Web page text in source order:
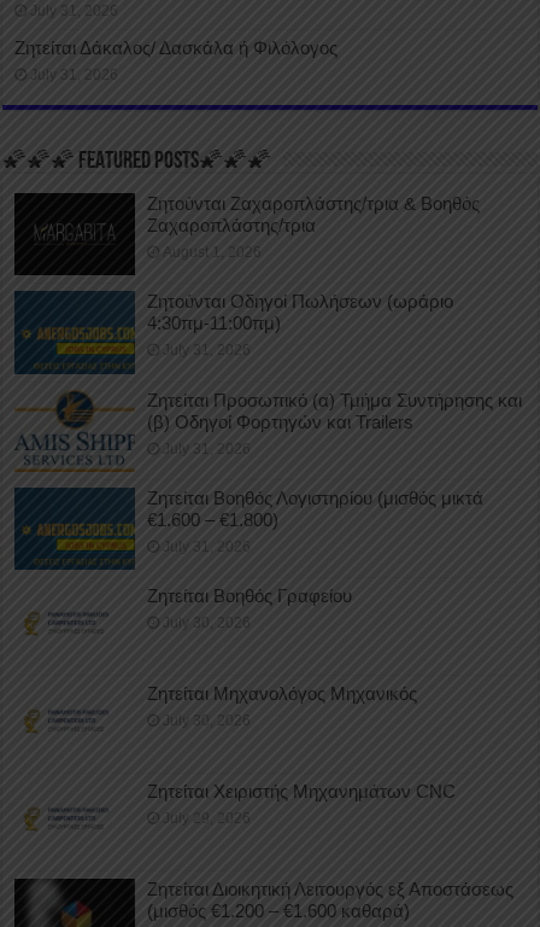
July 31, 2026
Ζητείται Δάκαλος/ Δασκάλα ή Φιλόλογος
July 31, 2026
🌠🌠🌠 FEATURED POSTS🌠🌠🌠
Ζητούνται Ζαχαροπλάστης/τρια & Βοηθός
Ζαχαροπλάστης/τρια
August 1, 2026
Ζητούνται Οδηγοί Πωλήσεων (ωράριο
4:30πμ-11:00πμ)
July 31, 2026
Ζητείται Προσωπικό (α) Τμήμα Συντήρησης και
(β) Οδηγοί Φορτηγών και Trailers
July 31, 2026
Ζητείται Βοηθός Λογιστηρίου (μισθός μικτά
€1.600 – €1.800)
July 31, 2026
Ζητείται Βοηθός Γραφείου
July 30, 2026
Ζητείται Μηχανολόγος Μηχανικός
July 30, 2026
Ζητείται Χειριστής Μηχανημάτων CNC
July 29, 2026
Ζητείται Διοικητική Λειτουργός εξ Αποστάσεως
(μισθός €1.200 – €1.600 καθαρά)